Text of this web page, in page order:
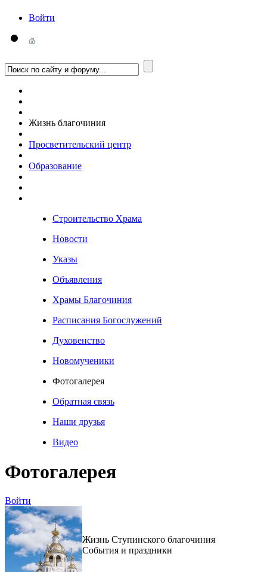
Войти
Жизнь благочиния
Просветительский центр
Образование
Строительство Храма
Новости
Указы
Объявления
Храмы Благочиния
Расписания Богослужений
Духовенство
Новомученики
Фотогалерея
Обратная связь
Наши друзья
Видео
Фотогалерея
Войти
Жизнь Ступинского благочиния
События и праздники